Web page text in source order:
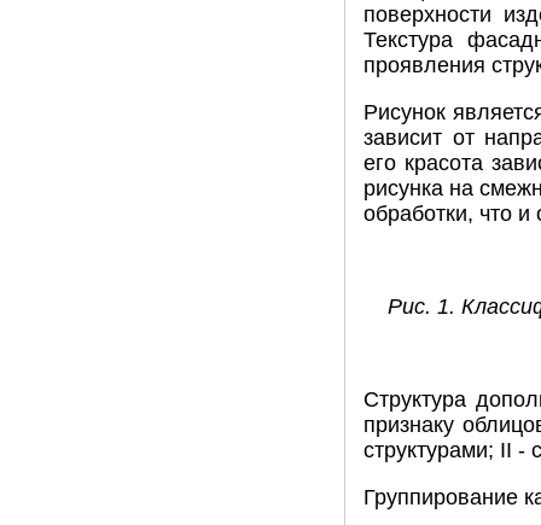
поверхности
Текстура
проявления
Рисунок
зависит от
его красота
рисунка на
обработки, что
Рис. 1.
Структура
признаку
структурами; ІІ
Группирование